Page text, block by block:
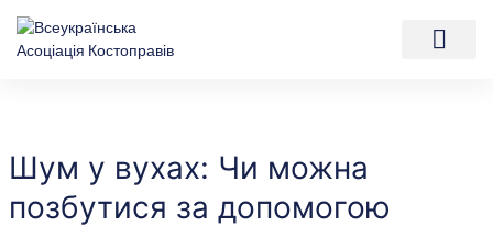
вмісту
Шум у вухах: Чи можна
позбутися за допомогою
вухах:
Чи
можна
записів